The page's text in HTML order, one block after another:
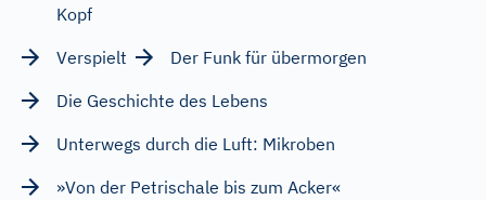
Kopf
Verspielt
Der Funk für übermorgen
Die Geschichte des Lebens
Unterwegs durch die Luft: Mikroben
»Von der Petrischale bis zum Acker«